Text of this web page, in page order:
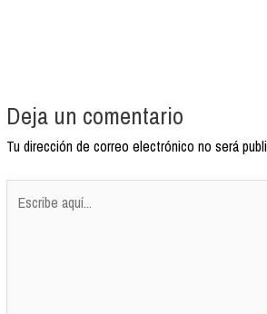
Deja un comentario
Tu dirección de correo electrónico no será